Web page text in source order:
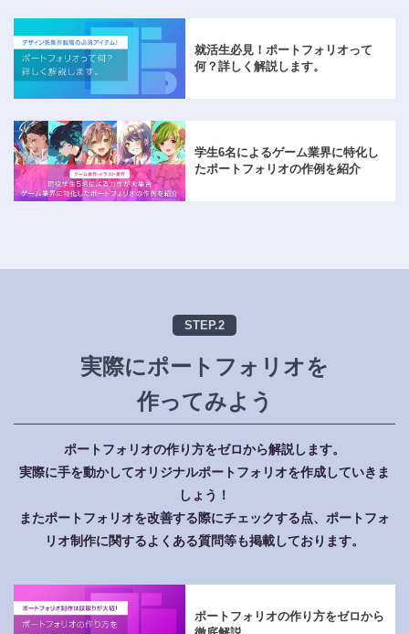
就活生必見！ポートフォリオって
何？詳しく解説します。
学生6名によるゲーム業界に特化し
たポートフォリオの作例を紹介
STEP.2
実際にポートフォリオを
作ってみよう
ポートフォリオの作り方をゼロから解説します。
実際に手を動かしてオリジナルポートフォリオを作成していきま
しょう！
またポートフォリオを改善する際にチェックする点、ポートフォ
リオ制作に関するよくある質問等も掲載しております。
ポートフォリオの作り方をゼロから